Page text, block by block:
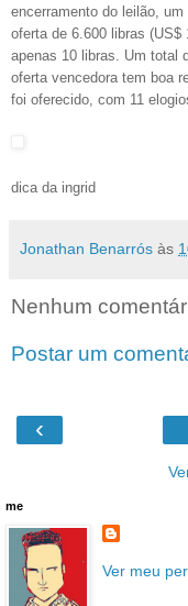
encerramento do leilão,
oferta de 6.600 libras (US$
apenas 10 libras. Um total
oferta vencedora tem boa
foi oferecido, com 11
dica da ingrid
Jonathan Benarrós às
Nenhum
Postar um
‹
me
Ver meu